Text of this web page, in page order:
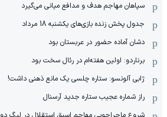
سپاهان مهاجم هدف و مدافع میانی می‌گیرد
جدول پخش زنده بازی‌های یکشنبه 18 مرداد
دشان آماده حضور در عربستان بود
برناردو: اولین هفته‌ام در رئال سخت بود
ژابی آلونسو: ستاره چلسی یک مانع ذهنی داشت!
راز شماره عجیب ستاره جدید آرسنال